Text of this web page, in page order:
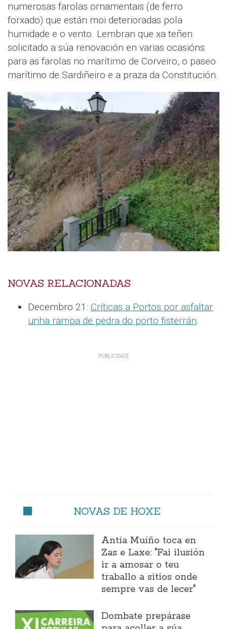
numerosas farolas ornamentais (de ferro
forxado) que están moi deterioradas pola
humidade e o vento. Lembran que xa teñen
solicitado a súa renovación en varias ocasións
para as farolas no marítimo de Corveiro, o paseo
marítimo de Sardiñeiro e a praza da Constitución.
NOVAS RELACIONADAS
Decembro 21: Críticas a Portos por asfaltar
unha rampa de pedra do porto fisterrán
NOVAS DE HOXE
Antía Muíño toca en
Zas e Laxe: "Fai ilusión
ir a amosar o teu
traballo a sitios onde
sempre vas de lecer"
Dombate prepárase